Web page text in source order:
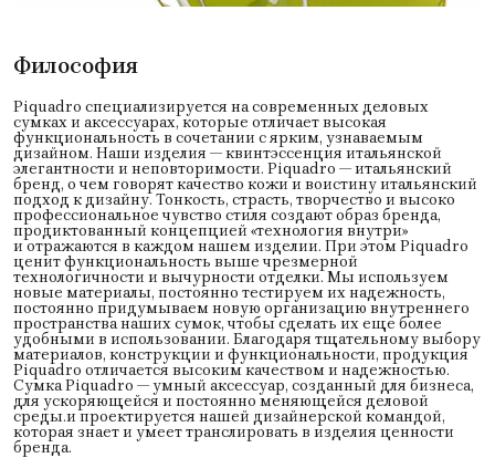
Философия
Piquadro специализируется на современных деловых
сумках и аксессуарах, которые отличает высокая
функциональность в сочетании с ярким, узнаваемым
дизайном. Наши изделия — квинтэссенция итальянской
элегантности и неповторимости. Piquadro — итальянский
бренд, о чем говорят качество кожи и воистину итальянский
подход к дизайну. Тонкость, страсть, творчество и высоко
профессиональное чувство стиля создают образ бренда,
продиктованный концепцией «технология внутри»
и отражаются в каждом нашем изделии. При этом Piquadro
ценит функциональность выше чрезмерной
технологичности и вычурности отделки. Мы используем
новые материалы, постоянно тестируем их надежность,
постоянно придумываем новую организацию внутреннего
пространства наших сумок, чтобы сделать их еще более
удобными в использовании. Благодаря тщательному выбору
материалов, конструкции и функциональности, продукция
Piquadro отличается высоким качеством и надежностью.
Сумка Piquadro — умный аксессуар, созданный для бизнеса,
для ускоряющейся и постоянно меняющейся деловой
среды.и проектируется нашей дизайнерской командой,
которая знает и умеет транслировать в изделия ценности
бренда.